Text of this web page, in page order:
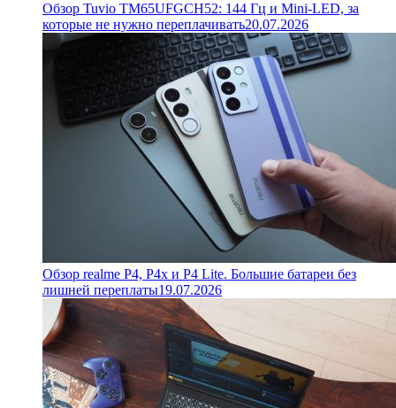
Обзор Tuvio TM65UFGCH52: 144 Гц и Mini-LED, за
которые не нужно переплачивать20.07.2026
Обзор realme P4, P4x и P4 Lite. Большие батареи без
лишней переплаты19.07.2026